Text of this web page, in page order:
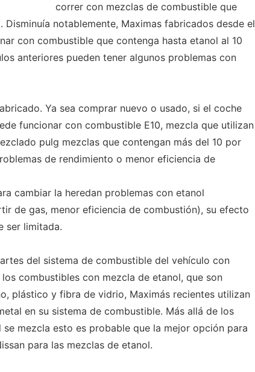
correr con mezclas de combustible que
notablemente, Maximas fabricados desde el
con combustible que contenga hasta etanol al 10
anteriores pueden tener algunos problemas con
Ya sea comprar nuevo o usado, si el coche
funcionar con combustible E10, mezcla que utilizan
pulg mezclas que contengan más del 10 por
de rendimiento o menor eficiencia de
cambiar la heredan problemas con etanol
de gas, menor eficiencia de combustión), su efecto
ser limitada.
del sistema de combustible del vehículo con
combustibles con mezcla de etanol, que son
plástico y fibra de vidrio, Maximás recientes utilizan
en su sistema de combustible. Más allá de los
mezcla esto es probable que la mejor opción para
para las mezclas de etanol.